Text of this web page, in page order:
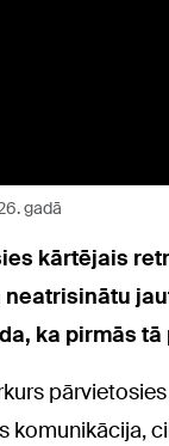
gadā
kārtējais
ka pirmās
komunikācija,